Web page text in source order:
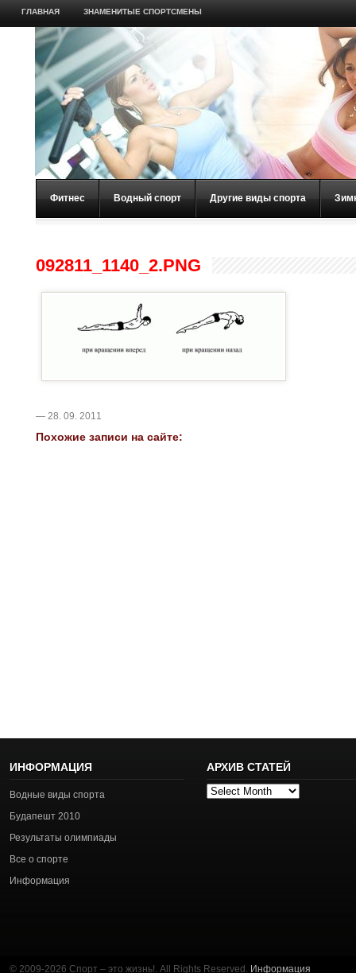
ГЛАВНАЯ ЗНАМЕНИТЫЕ СПОРТСМЕНЫ
Фитнес Водный спорт Другие виды спорта
092811_1140_2.PNG
— 28. 09. 2011
Похожие записи на сайте:
ИНФОРМАЦИЯ
Водные виды спорта
Будапешт 2010
Результаты олимпиады
Все о спорте
Информация
АРХИВ СТАТЕЙ
Архив
© 2009-2026 Спорт – это жизнь!. All Rights Reserved. Информация